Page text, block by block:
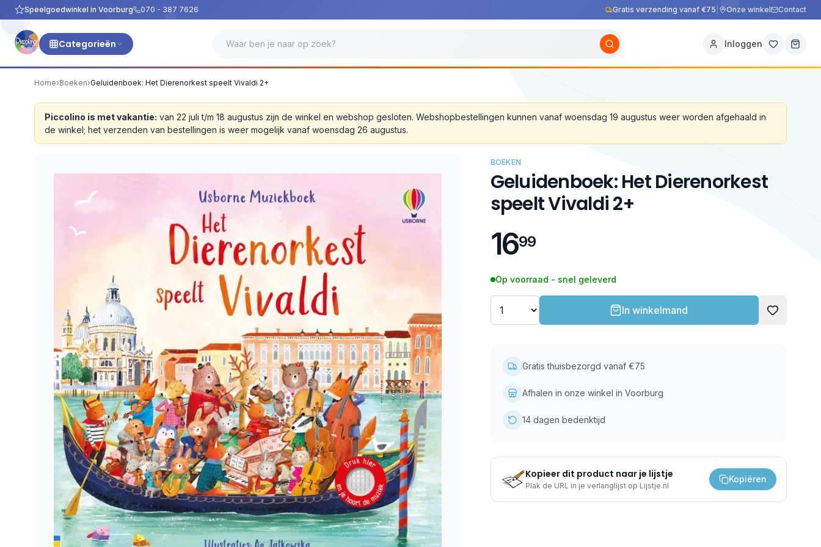
Speelgoedwinkel in Voorburg 070 - 387 7626 Gratis verzending vanaf €75 Onze winkel Contact
Categorieën Inloggen
Home›Boeken›Geluidenboek: Het Dierenorkest speelt Vivaldi 2+
Piccolino is met vakantie: van 22 juli t/m 18 augustus zijn de winkel en webshop gesloten. Webshopbestellingen kunnen vanaf woensdag 19 augustus weer worden afgehaald in
de winkel; het verzenden van bestellingen is weer mogelijk vanaf woensdag 26 augustus.
BOEKEN
Geluidenboek: Het Dierenorkest
speelt Vivaldi 2+
1699
Op voorraad - snel geleverd
In winkelmand
Gratis thuisbezorgd vanaf €75
Afhalen in onze winkel in Voorburg
14 dagen bedenktijd
Kopieer dit product naar je lijstje
Plak de URL in je verlanglijst op Lijstje.nl
Kopiëren